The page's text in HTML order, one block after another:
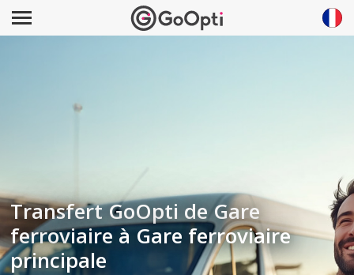
Transfert GoOpti de Gare
ferroviaire à Gare ferroviaire
principale